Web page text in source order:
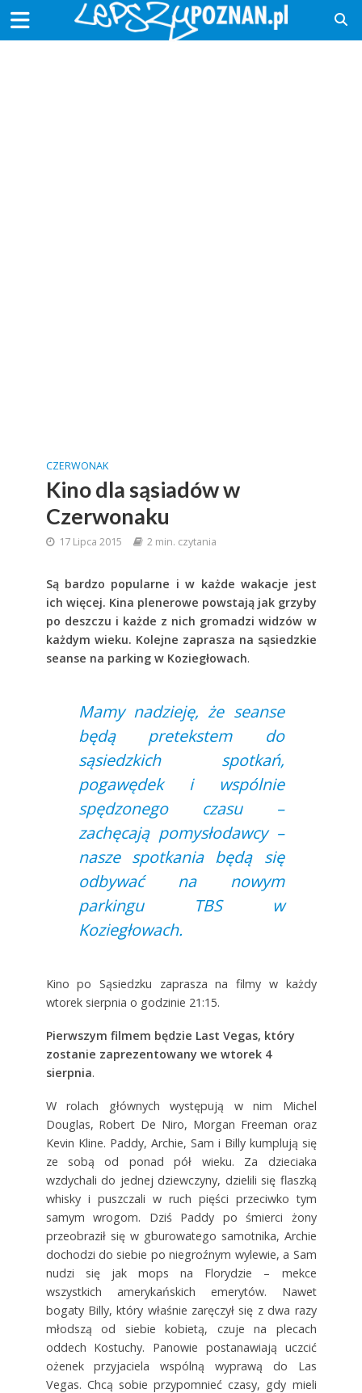
CZERWONAK
Kino dla sąsiadów w
Czerwonaku
17 Lipca 2015 2 min. czytania
Są bardzo popularne i w każde wakacje jest
ich więcej. Kina plenerowe powstają jak grzyby
po deszczu i każde z nich gromadzi widzów w
każdym wieku. Kolejne zaprasza na sąsiedzkie
seanse na parking w Koziegłowach.
Mamy nadzieję, że seanse
będą pretekstem do
sąsiedzkich spotkań,
pogawędek i wspólnie
spędzonego czasu –
zachęcają pomysłodawcy –
nasze spotkania będą się
odbywać na nowym
parkingu TBS w
Koziegłowach.
Kino po Sąsiedzku zaprasza na filmy w każdy
wtorek sierpnia o godzinie 21:15.
Pierwszym filmem będzie Last Vegas, który
zostanie zaprezentowany we wtorek 4
sierpnia.
W rolach głównych występują w nim Michel
Douglas, Robert De Niro, Morgan Freeman oraz
Kevin Kline. Paddy, Archie, Sam i Billy kumplują się
ze sobą od ponad pół wieku. Za dzieciaka
wzdychali do jednej dziewczyny, dzielili się flaszką
whisky i puszczali w ruch pięści przeciwko tym
samym wrogom. Dziś Paddy po śmierci żony
przeobraził się w gburowatego samotnika, Archie
dochodzi do siebie po niegroźnym wylewie, a Sam
nudzi się jak mops na Florydzie – mekce
wszystkich amerykańskich emerytów. Nawet
bogaty Billy, który właśnie zaręczył się z dwa razy
młodszą od siebie kobietą, czuje na plecach
oddech Kostuchy. Panowie postanawiają uczcić
ożenek przyjaciela wspólną wyprawą do Las
Vegas. Chcą sobie przypomnieć czasy, gdy mieli